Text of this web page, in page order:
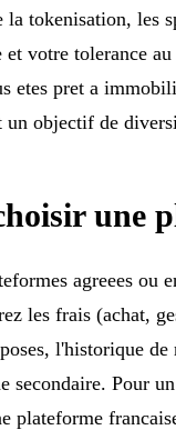
la tokenisation, les
et votre tolerance
etes pret a
un objectif de
une
agreees ou
les frais (achat,
l'historique de
secondaire. Pour
plateforme